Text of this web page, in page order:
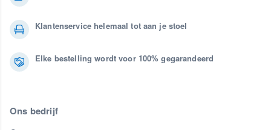
Klantenservice helemaal tot aan je stoel
Elke bestelling wordt voor 100% gegarandeerd
Ons bedrijf